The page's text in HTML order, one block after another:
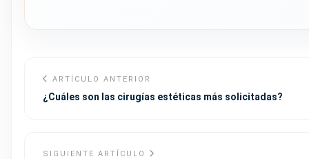
ARTÍCULO ANTERIOR
¿Cuáles son las cirugías estéticas más solicitadas?
SIGUIENTE ARTÍCULO